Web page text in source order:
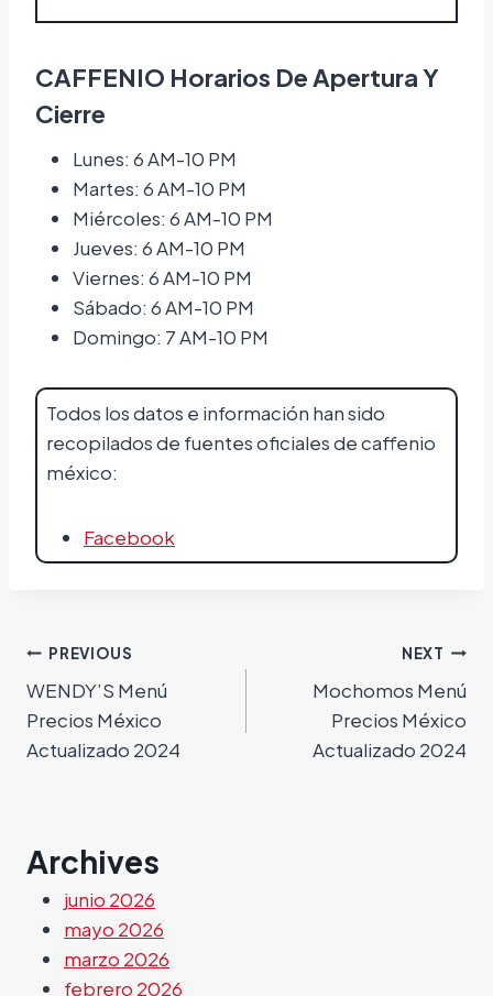
CAFFENIO Horarios De Apertura Y
Cierre
Lunes: 6 AM-10 PM
Martes: 6 AM-10 PM
Miércoles: 6 AM-10 PM
Jueves: 6 AM-10 PM
Viernes: 6 AM-10 PM
Sábado: 6 AM-10 PM
Domingo: 7 AM-10 PM
Todos los datos e información han sido
recopilados de fuentes oficiales de caffenio
méxico:
Facebook
Navegación
de
entradas
PREVIOUS
WENDY’S Menú
Precios México
Actualizado 2024
NEXT
Mochomos Menú
Precios México
Actualizado 2024
Archives
junio 2026
mayo 2026
marzo 2026
febrero 2026